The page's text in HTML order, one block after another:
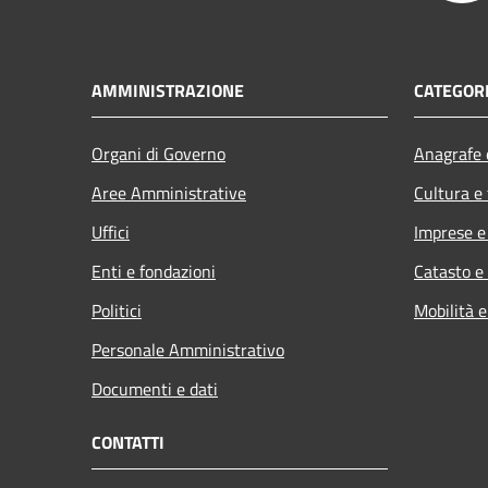
AMMINISTRAZIONE
Organi di Governo
Aree Amministrative
Uffici
Enti e fondazioni
Politici
Personale Amministrativo
Documenti e dati
Cultura
Imprese
Catasto
Mobilità
CONTATTI